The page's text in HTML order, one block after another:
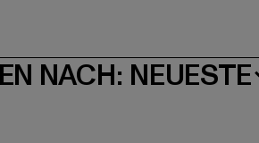
NACH: NEUESTE